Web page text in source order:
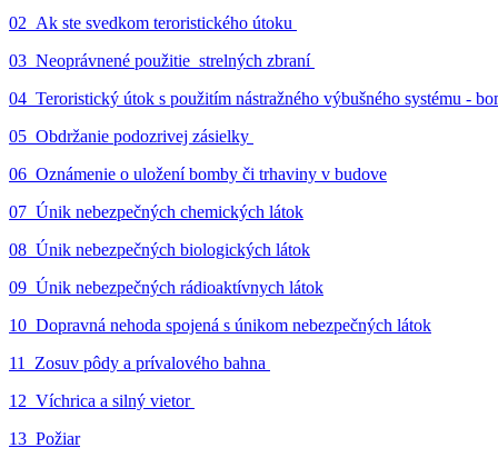
02_Ak ste svedkom teroristického útoku
03_Neoprávnené použitie strelných zbraní
04_Teroristický útok s použitím nástražného výbušného systému -
05_Obdržanie podozrivej zásielky
06_Oznámenie o uložení bomby či trhaviny v budove
07_Únik nebezpečných chemických látok
08_Únik nebezpečných biologických látok
09_Únik nebezpečných rádioaktívnych látok
10_Dopravná nehoda spojená s únikom nebezpečných látok
11_Zosuv pôdy a prívalového bahna
12_Víchrica a silný vietor
13_Požiar